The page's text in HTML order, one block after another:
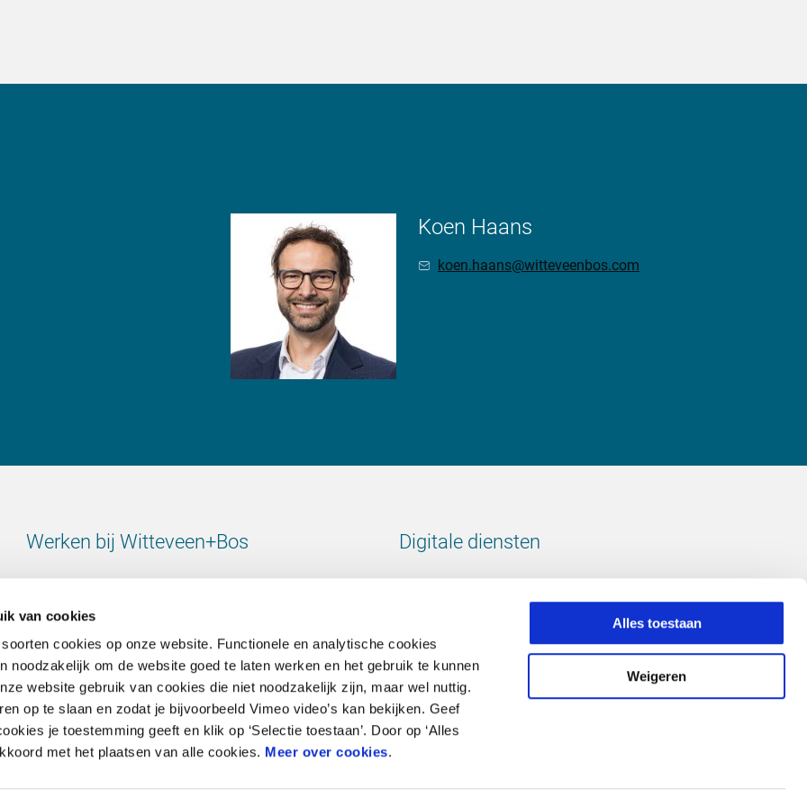
van cookies
cookies op onze website. Functionele en analytische cookies
noodzakelijk om de website goed te laten werken en het gebruik te kunnen
website gebruik van cookies die niet noodzakelijk zijn, maar wel nuttig.
op te slaan en zodat je bijvoorbeeld Vimeo video’s kan bekijken. Geef
je toestemming geeft en klik op ‘Selectie toestaan’. Door op ‘Alles
met het plaatsen van alle cookies. Meer over cookies.
Alles toestaan
Weigeren
Koen Haans
koen.haans@witteveenbos.com
Werken bij Witteveen+Bos
Contact
Ga naar onze contactpagina
Digitale diensten
Volg ons
LinkedIn